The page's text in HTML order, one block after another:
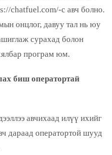
chatfuel.com/-с авч болно.
онцлог, давуу тал нь юу
сурахад болон
програм юм.
биш оператортай
авчихаад илүү ихийг
дараад оператортой шууд